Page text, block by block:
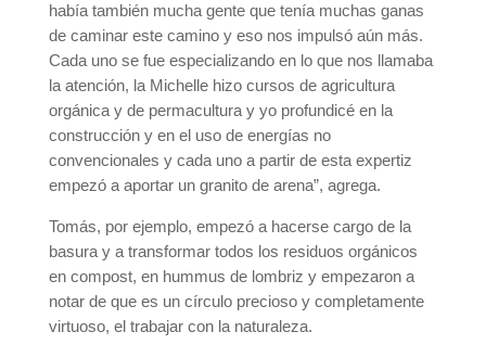
había también mucha gente que tenía muchas ganas
de caminar este camino y eso nos impulsó aún más.
Cada uno se fue especializando en lo que nos llamaba
la atención, la Michelle hizo cursos de agricultura
orgánica y de permacultura y yo profundicé en la
construcción y en el uso de energías no
convencionales y cada uno a partir de esta expertiz
empezó a aportar un granito de arena”, agrega.
Tomás, por ejemplo, empezó a hacerse cargo de la
basura y a transformar todos los residuos orgánicos
en compost, en hummus de lombriz y empezaron a
notar de que es un círculo precioso y completamente
virtuoso, el trabajar con la naturaleza.